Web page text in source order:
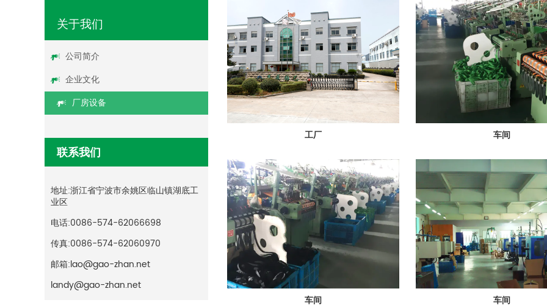
关于我们
公司简介
企业文化
厂房设备
联系我们
地址:浙江省宁波市余姚区临山镇湖底工
业区
电话:0086-574-62066698
传真:0086-574-62060970
邮箱:lao@gao-zhan.net
landy@gao-zhan.net
工厂 车间
车间 车间